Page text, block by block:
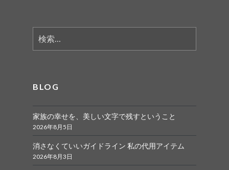
索:
BLOG
家族の幸せを、美しい文字で残すということ
2026年8月5日
消さなくていいガイドライン 私の代用アイテム
2026年8月3日